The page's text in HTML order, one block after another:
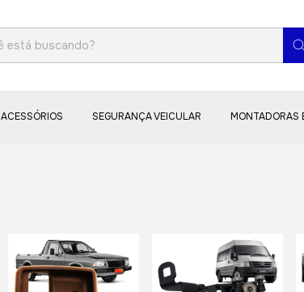
ACESSÓRIOS SEGURANÇA VEICULAR MONTADORAS